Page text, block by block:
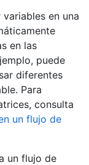
en una
en las
puede
diferentes
Para
consulta
un flujo de
un flujo de